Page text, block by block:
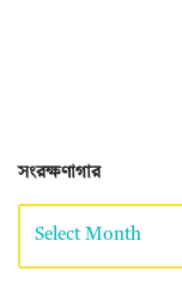
সংরক্ষণাগার